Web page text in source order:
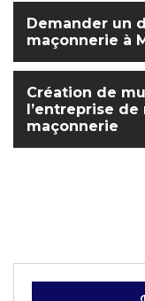
Demander un
maçonnerie à
Création de
l’entreprise
maçonnerie